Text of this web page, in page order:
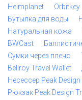
Heimplanet
Orbitkey
Бутылка для воды
Натуральная кожа
BWCast
Сумки через плечо
Bellroy Travel Wallet
Несессер Peak
Рюкзак Peak Design